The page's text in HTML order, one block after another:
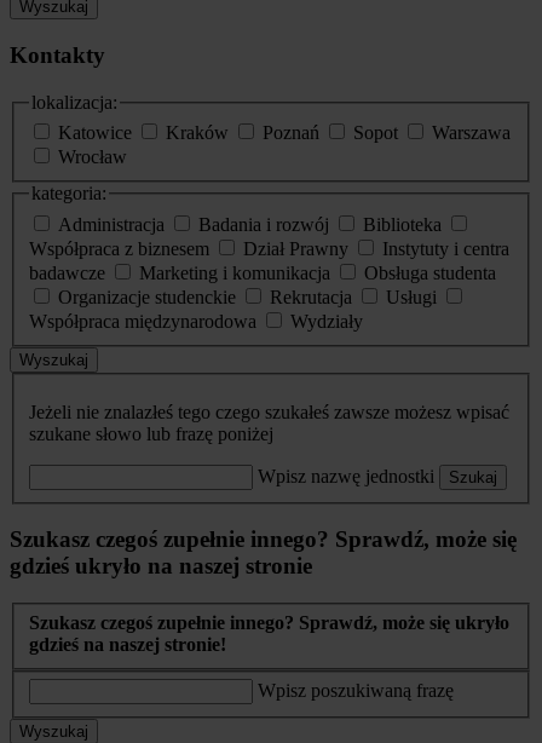
Wyszukaj
Kontakty
lokalizacja:
Katowice
Kraków Poznań Sopot
Warszawa
Wrocław
kategoria:
Administracja
Badania i rozwój
Biblioteka
Współpraca z biznesem
Dział Prawny
Instytuty i centra
badawcze
Marketing i komunikacja
Obsługa studenta
Organizacje studenckie
Rekrutacja
Usługi
Współpraca międzynarodowa
Wydziały
Wyszukaj
Jeżeli nie znalazłeś tego czego szukałeś zawsze możesz wpisać
szukane słowo lub frazę poniżej
Wpisz nazwę jednostki Szukaj
Szukasz czegoś zupełnie innego? Sprawdź, może się
gdzieś ukryło na naszej stronie
Szukasz czegoś zupełnie innego? Sprawdź, może się ukryło
gdzieś na naszej stronie!
Wpisz poszukiwaną frazę
Wyszukaj